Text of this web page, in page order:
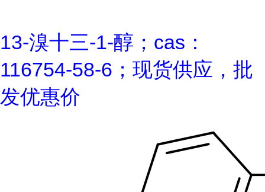
13-溴十三-1-醇；cas：
116754-58-6；现货供应，批
发优惠价